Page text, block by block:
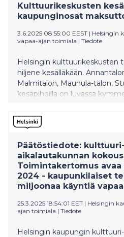
Kulttuurikeskusten
kaupunginosat
3.6.2025 08:55:00 EEST | Helsingin
vapaa-ajan toimiala | Tiedote
Helsingin kulttuurikeskusten
hiljene kesälläkään.
Malmitalon, Maunula-talon,
kesäpihoilla on luvassa
kaupunkitansseja.
elokuussa muun muassa Anssi
Päätöstiedote:
aikalautakunnan kokous
Toimintakertomus
2024 - kaupunkilaiset
miljoonaa käyntiä
25.3.2025 18:54:01 EET | Helsingin
ajan toimiala | Tiedote
Helsingin kaupungin